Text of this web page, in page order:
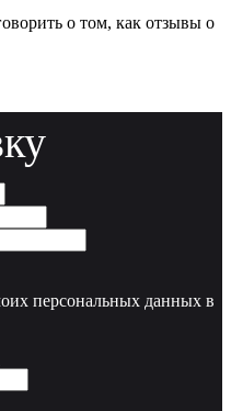
о том, как отзывы о
персональных данных в